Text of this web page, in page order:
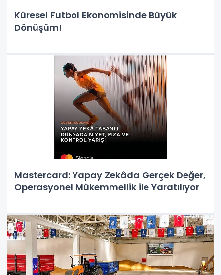
Küresel Futbol Ekonomisinde Büyük
Dönüşüm!
Mastercard: Yapay Zekâda Gerçek Değer,
Operasyonel Mükemmellik ile Yaratılıyor